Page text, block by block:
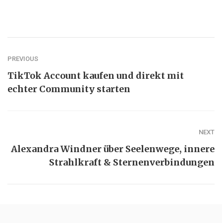
PREVIOUS
TikTok Account kaufen und direkt mit
echter Community starten
NEXT
Alexandra Windner über Seelenwege, innere
Strahlkraft & Sternenverbindungen